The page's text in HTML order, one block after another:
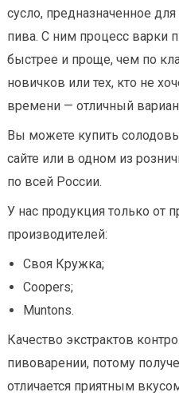
сусло, предназначенное
пива. С ним процесс варки
быстрее и проще, чем по
новичков или тех, кто не
времени — отличный
Вы можете купить
сайте или в одном из
по всей России.
У нас продукция только от
производителей:
Своя Кружка;
Coopers;
Muntons.
Качество экстрактов
пивоварении, потому
отличается приятным